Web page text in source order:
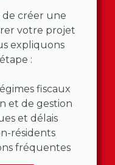
de créer une
votre projet
expliquons
:
fiscaux
et de gestion
et délais
résidents
fréquentes